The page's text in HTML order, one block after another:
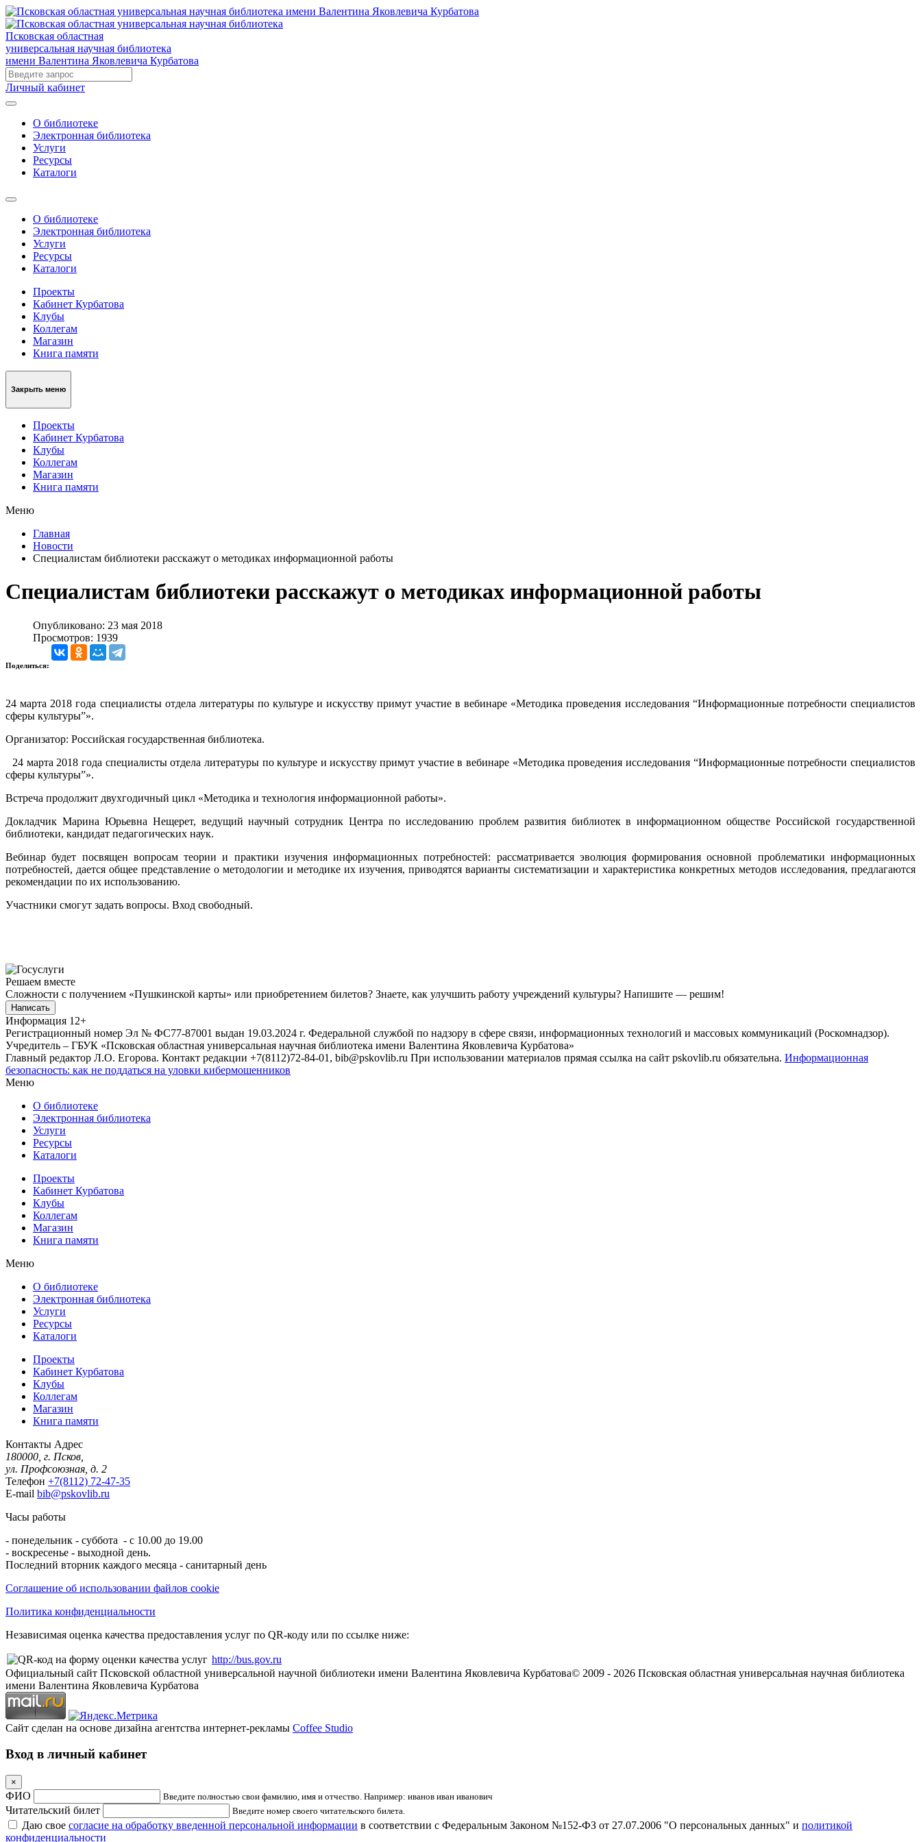
Псковская областная
универсальная научная библиотека
имени Валентина Яковлевича Курбатова
Личный кабинет
О библиотеке
Электронная библиотека
Услуги
Ресурсы
Каталоги
О библиотеке
Электронная библиотека
Услуги
Ресурсы
Каталоги
Проекты
Кабинет Курбатова
Клубы
Коллегам
Магазин
Книга памяти
Закрыть меню
Проекты
Кабинет Курбатова
Клубы
Коллегам
Магазин
Книга памяти
Меню
Главная
Новости
Специалистам библиотеки расскажут о методиках информационной работы
Специалистам библиотеки расскажут о методиках информационной работы
Опубликовано: 23 мая 2018
Просмотров: 1939
Поделиться:
24 марта 2018 года специалисты отдела литературы по культуре и искусству примут участие в вебинаре «Методика проведения исследования “Информационные потребности специалистов
сферы культуры”».
Организатор: Российская государственная библиотека.
24 марта 2018 года специалисты отдела литературы по культуре и искусству примут участие в вебинаре «Методика проведения исследования “Информационные потребности специалистов
сферы культуры”».
Встреча продолжит двухгодичный цикл «Методика и технология информационной работы».
Докладчик Марина Юрьевна Нещерет, ведущий научный сотрудник Центра по исследованию проблем развития библиотек в информационном обществе Российской государственной
библиотеки, кандидат педагогических наук.
Вебинар будет посвящен вопросам теории и практики изучения информационных потребностей: рассматривается эволюция формирования основной проблематики информационных
потребностей, дается общее представление о методологии и методике их изучения, приводятся варианты систематизации и характеристика конкретных методов исследования, предлагаются
рекомендации по их использованию.
Участники смогут задать вопросы. Вход свободный.
Решаем вместе
Сложности с получением «Пушкинской карты» или приобретением билетов? Знаете, как улучшить работу учреждений культуры? Напишите — решим!
Написать
Информация 12+
Регистрационный номер Эл № ФС77-87001 выдан 19.03.2024 г. Федеральной службой по надзору в сфере связи, информационных технологий и массовых коммуникаций (Роскомнадзор).
Учредитель – ГБУК «Псковская областная универсальная научная библиотека имени Валентина Яковлевича Курбатова»
Главный редактор Л.О. Егорова. Контакт редакции +7(8112)72-84-01, bib@pskovlib.ru При использовании материалов прямая ссылка на сайт pskovlib.ru обязательна. Информационная
безопасность: как не поддаться на уловки кибермошенников
Меню
О библиотеке
Электронная библиотека
Услуги
Ресурсы
Каталоги
Проекты
Кабинет Курбатова
Клубы
Коллегам
Магазин
Книга памяти
Меню
О библиотеке
Электронная библиотека
Услуги
Ресурсы
Каталоги
Проекты
Кабинет Курбатова
Клубы
Коллегам
Магазин
Книга памяти
Контакты Адрес
180000, г. Псков,
ул. Профсоюзная, д. 2
Телефон +7(8112) 72-47-35
E-mail bib@pskovlib.ru
Часы работы
- понедельник - суббота - с 10.00 до 19.00
- воскресенье - выходной день.
Последний вторник каждого месяца - санитарный день
Соглашение об использовании файлов cookie
Политика конфиденциальности
Независимая оценка качества предоставления услуг по QR-коду или по ссылке ниже:
http://bus.gov.ru
Официальный сайт Псковской областной универсальной научной библиотеки имени Валентина Яковлевича Курбатова© 2009 - 2026 Псковская областная универсальная научная библиотека
имени Валентина Яковлевича Курбатова
Сайт сделан на основе дизайна агентства интернет-рекламы Coffee Studio
Вход в личный кабинет
×
ФИО Введите полностью свои фамилию, имя и отчество. Например: иванов иван иванович
Читательский билет Введите номер своего читательского билета.
Даю свое согласие на обработку введенной персональной информации в соответствии с Федеральным Законом №152-ФЗ от 27.07.2006 "О персональных данных" и политикой
конфиденциальности